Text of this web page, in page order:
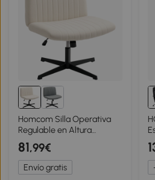
Homcom Silla Operativa
Regulable en Altura
Giratoria con Aspecto Lino
hasta 120 Kg, Blanco Crema
81,99€
Envío gratis